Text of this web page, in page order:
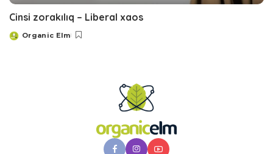
Cinsi zorakılıq – Liberal xaos
Posted
Organic Elm